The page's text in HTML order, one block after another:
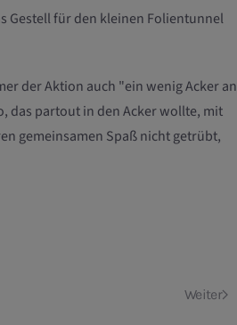
Gestell für den kleinen Folientunnel
der Aktion auch "ein wenig Acker an
das partout in den Acker wollte, mit
gemeinsamen Spaß nicht getrübt,
Weiter